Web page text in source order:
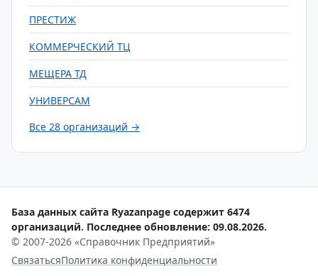
ПРЕСТИЖ
КОММЕРЧЕСКИЙ ТЦ
МЕЩЕРА ТД
УНИВЕРСАМ
Все 28 организаций →
База данных сайта Ryazanpage содержит 6474
организаций. Последнее обновление: 09.08.2026.
© 2007-2026 «Справочник Предприятий»
СвязатьсяПолитика конфиденциальности